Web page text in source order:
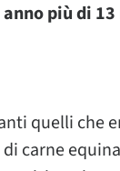
più di
quelli che
carne